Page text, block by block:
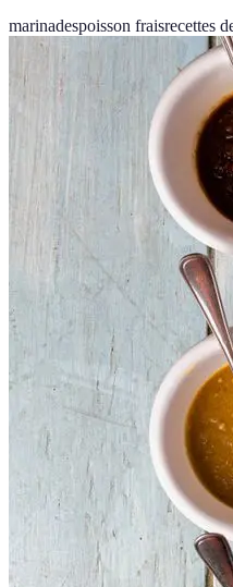
marinadespoisson fraisrecettes